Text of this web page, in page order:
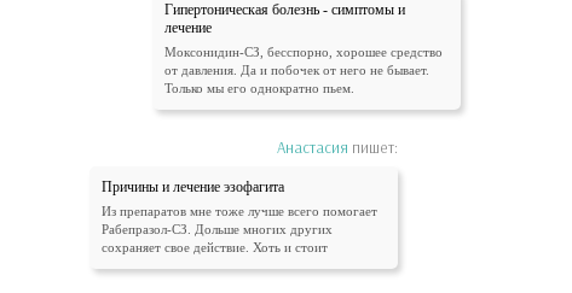
Гипертоническая болезнь - симптомы и
лечение
Моксонидин-СЗ, бесспорно, хорошее средство
от давления. Да и побочек от него не бывает.
Только мы его однократно пьем.
Анастасия пишет:
Причины и лечение эзофагита
Из препаратов мне тоже лучше всего помогает
Рабепразол-СЗ. Дольше многих других
сохраняет свое действие. Хоть и стоит